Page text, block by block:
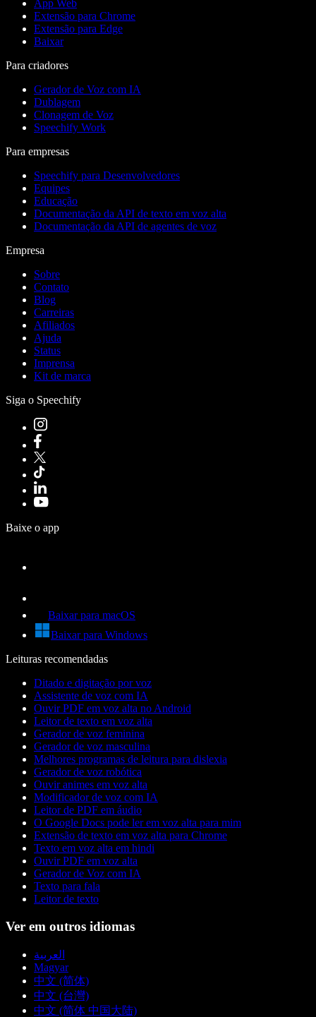
App Web
Extensão para Chrome
Extensão para Edge
Baixar
Para criadores
Gerador de Voz com IA
Dublagem
Clonagem de Voz
Speechify Work
Para empresas
Speechify para Desenvolvedores
Equipes
Educação
Documentação da API de texto em voz alta
Documentação da API de agentes de voz
Empresa
Sobre
Contato
Blog
Carreiras
Afiliados
Ajuda
Status
Imprensa
Kit de marca
Siga o Speechify
Baixe o app
Baixar para macOS
Baixar para Windows
Leituras recomendadas
Ditado e digitação por voz
Assistente de voz com IA
Ouvir PDF em voz alta no Android
Leitor de texto em voz alta
Gerador de voz feminina
Gerador de voz masculina
Melhores programas de leitura para dislexia
Gerador de voz robótica
Ouvir animes em voz alta
Modificador de voz com IA
Leitor de PDF em áudio
O Google Docs pode ler em voz alta para mim
Extensão de texto em voz alta para Chrome
Texto em voz alta em hindi
Ouvir PDF em voz alta
Gerador de Voz com IA
Texto para fala
Leitor de texto
Ver em outros idiomas
العربية
Magyar
中文 (简体)
中文 (台灣)
中文 (简体 中国大陆)